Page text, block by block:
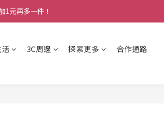
1元再多一件！
活 3C周邊 探索更多
合作通路